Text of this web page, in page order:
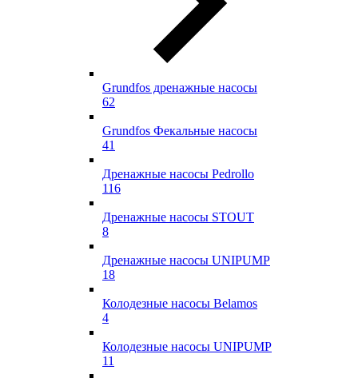
Grundfos дренажные насосы
62
Grundfos Фекальные насосы
41
Дренажные насосы Pedrollo
116
Дренажные насосы STOUT
8
Дренажные насосы UNIPUMP
18
Колодезные насосы Belamos
4
Колодезные насосы UNIPUMP
11